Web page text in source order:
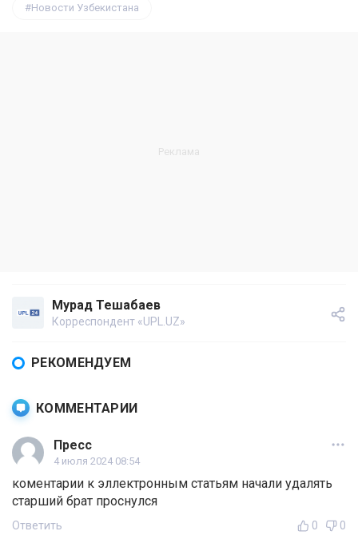
Новости Узбекистана
Мурад Тешабаев
Корреспондент «UPL.UZ»
РЕКОМЕНДУЕМ
КОММЕНТАРИИ
Пресс
4 июля 2024 08:54
коментарии к эллектронным статьям начали удалять
старший брат проснулся
Ответить 0 0